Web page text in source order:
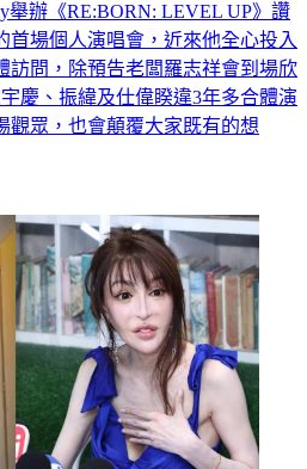
舉辦《RE:BORN: LEVEL UP》讚
首場個人演唱會，近來他全心投入
訪問，除預告老闆羅志祥會到場欣
慶、振緯及仕偉睽違3年多合體演
觀眾，也會顛覆大家既有的想